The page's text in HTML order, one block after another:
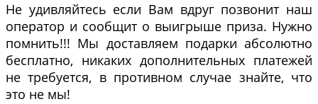
Не удивляйтесь если Вам вдруг позвонит наш
оператор и сообщит о выигрыше приза. Нужно
помнить!!! Мы доставляем подарки абсолютно
бесплатно, никаких дополнительных платежей
не требуется, в противном случае знайте, что
это не мы!